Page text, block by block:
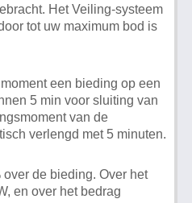
Het Veiling-systeem
tot uw maximum bod is
een bieding op een
5 min voor sluiting van
van de
verlengd met 5 minuten.
de bieding. Over het
en over het bedrag